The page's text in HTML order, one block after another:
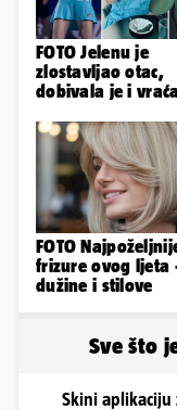
FOTO Jelenu je
zlostavljao otac,
dobivala je i
tukao šakama'
FOTO
frizure ovog ljeta
dužine i stilove
Sve što
Skini aplikaciju